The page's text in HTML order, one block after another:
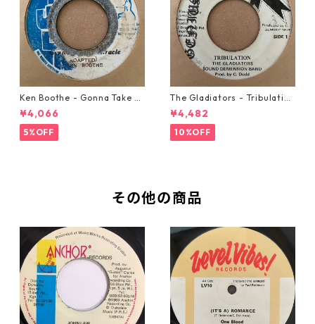
Ken Boothe - Gonna Take A
Miracle【7-21362】
¥4,066
5%OFF
The Gladiators - Tribulation
【7-21365】
¥4,482
10%OFF
その他の商品